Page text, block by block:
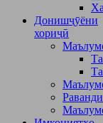
Донишҷӯёни
хориҷӣ